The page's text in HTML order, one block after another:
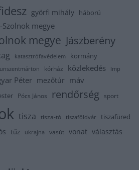
györfi mihály háború
Szolnok megye
megye Jászberény
katasztrófavédelem kormány
kórház közlekedés lmp
Péter mezőtúr máv
Pócs János rendőrség sport
tisza tisza-tó tiszaföldvár tiszafüred
tűz ukrajna vasút vonat választás